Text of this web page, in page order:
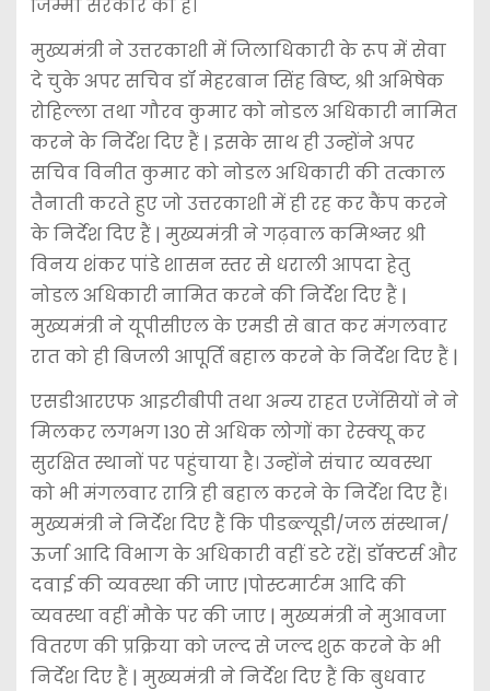
जिम्मा सरकार का है।
मुख्यमंत्री ने उत्तरकाशी में जिलाधिकारी के रूप में सेवा
दे चुके अपर सचिव डॉ मेहरबान सिंह बिष्ट, श्री अभिषेक
रोहिल्ला तथा गौरव कुमार को नोडल अधिकारी नामित
करने के निर्देश दिए हैं | इसके साथ ही उन्होंने अपर
सचिव विनीत कुमार को नोडल अधिकारी की तत्काल
तैनाती करते हुए जो उत्तरकाशी में ही रह कर कैंप करने
के निर्देश दिए हैं | मुख्यमंत्री ने गढ़वाल कमिश्नर श्री
विनय शंकर पांडे शासन स्तर से धराली आपदा हेतु
नोडल अधिकारी नामित करने की निर्देश दिए हैं |
मुख्यमंत्री ने यूपीसीएल के एमडी से बात कर मंगलवार
रात को ही बिजली आपूर्ति बहाल करने के निर्देश दिए हैं |
एसडीआरएफ आइटीबीपी तथा अन्य राहत एजेंसियों ने ने
मिलकर लगभग 130 से अधिक लोगों का रेस्क्यू कर
सुरक्षित स्थानों पर पहुंचाया है। उन्होंने संचार व्यवस्था
को भी मंगलवार रात्रि ही बहाल करने के निर्देश दिए हैं।
मुख्यमंत्री ने निर्देश दिए हैं कि पीडब्ल्यूडी/जल संस्थान/
ऊर्जा आदि विभाग के अधिकारी वहीं डटे रहें| डॉक्टर्स और
दवाई की व्यवस्था की जाए |पोस्टमार्टम आदि की
व्यवस्था वहीं मौके पर की जाए | मुख्यमंत्री ने मुआवजा
वितरण की प्रक्रिया को जल्द से जल्द शुरू करने के भी
निर्देश दिए हैं | मुख्यमंत्री ने निर्देश दिए हैं कि बुधवार